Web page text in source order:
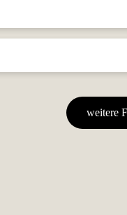
weitere